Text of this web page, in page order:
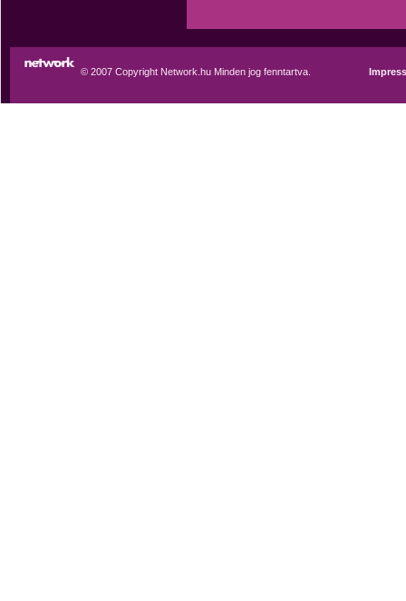
© 2007 Copyright Network.hu Minden jog fenntartva.